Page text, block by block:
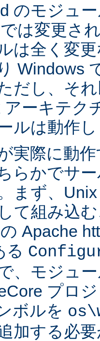
のモジュ
は変更さ
は全く変
Windows
だし、そ
アーキテク
ルは動作
実際に動
らかでサ
まず、
て組み込
Apache
る
、モジュ
プロ
ボルを
加する必